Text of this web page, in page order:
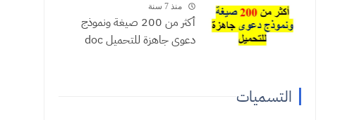
منذ 7 سنة
أكثر من 200 صيغة ونموذج
دعوى جاهزة للتحميل doc
التسميات